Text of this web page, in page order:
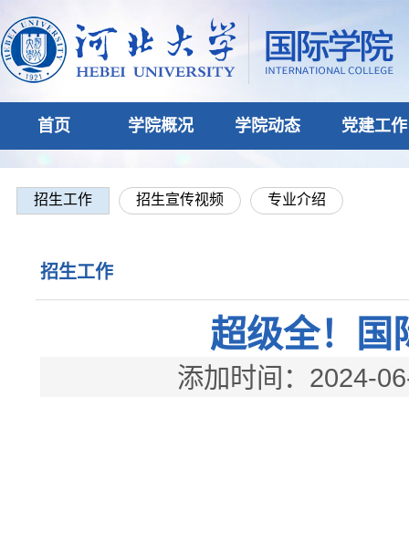
首页 学院概况 学院动态 党建工作
招生工作 招生宣传视频 专业介绍
招生工作
超级全！
添加时间：2024-